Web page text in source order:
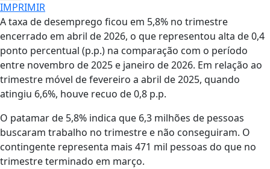
IMPRIMIR
A taxa de desemprego ficou em 5,8% no trimestre
encerrado em abril de 2026, o que representou alta de 0,4
ponto percentual (p.p.) na comparação com o período
entre novembro de 2025 e janeiro de 2026. Em relação ao
trimestre móvel de fevereiro a abril de 2025, quando
atingiu 6,6%, houve recuo de 0,8 p.p.
O patamar de 5,8% indica que 6,3 milhões de pessoas
buscaram trabalho no trimestre e não conseguiram. O
contingente representa mais 471 mil pessoas do que no
trimestre terminado em março.